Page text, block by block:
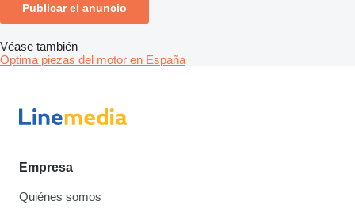
Publicar el anuncio
Véase también
Optima piezas del motor en España
Empresa
Quiénes somos